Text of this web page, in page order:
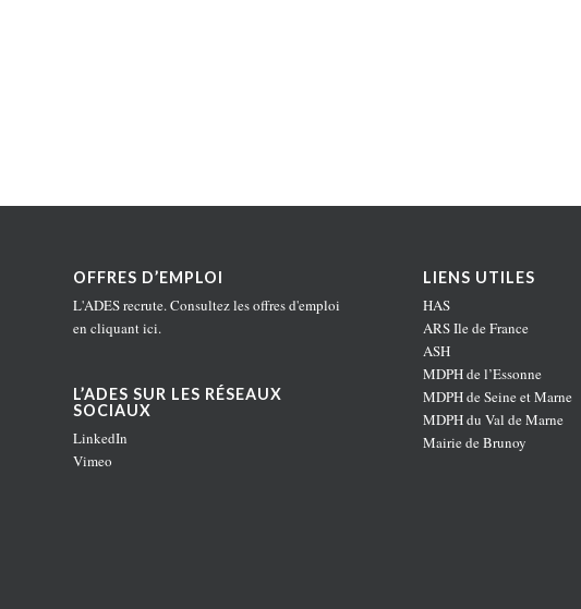
OFFRES D’EMPLOI
L'ADES recrute. Consultez les offres d'emploi
en cliquant ici.
L’ADES SUR LES RÉSEAUX
SOCIAUX
LinkedIn
Vimeo
LIENS UTILES
HAS
ARS Ile de France
ASH
MDPH de l’Essonne
MDPH de Seine et Marne
MDPH du Val de Marne
Mairie de Brunoy